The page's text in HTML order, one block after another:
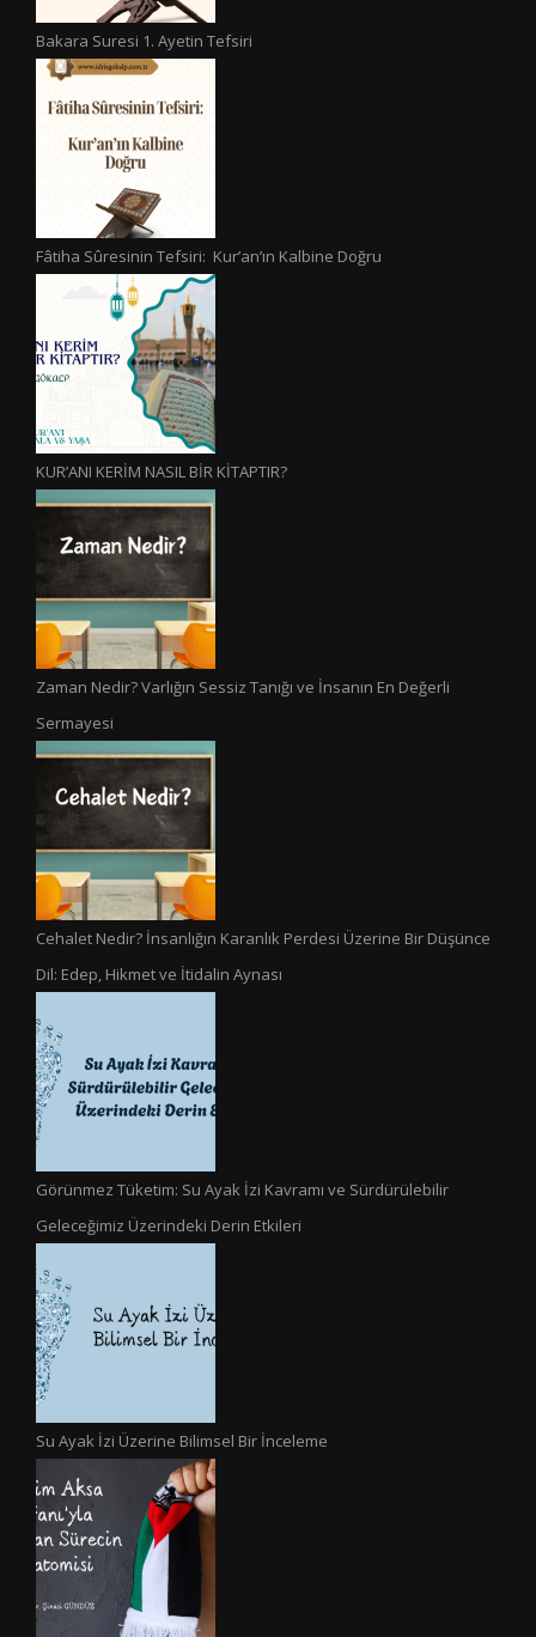
Bakara Suresi 1. Ayetin Tefsiri
Fâtiha Sûresinin Tefsiri: Kur’an’ın Kalbine Doğru
KUR’ANI KERİM NASIL BİR KİTAPTIR?
Zaman Nedir? Varlığın Sessiz Tanığı ve İnsanın En Değerli
Sermayesi
Cehalet Nedir? İnsanlığın Karanlık Perdesi Üzerine Bir Düşünce
Dil: Edep, Hikmet ve İtidalin Aynası
Görünmez Tüketim: Su Ayak İzi Kavramı ve Sürdürülebilir
Geleceğimiz Üzerindeki Derin Etkileri
Su Ayak İzi Üzerine Bilimsel Bir İnceleme